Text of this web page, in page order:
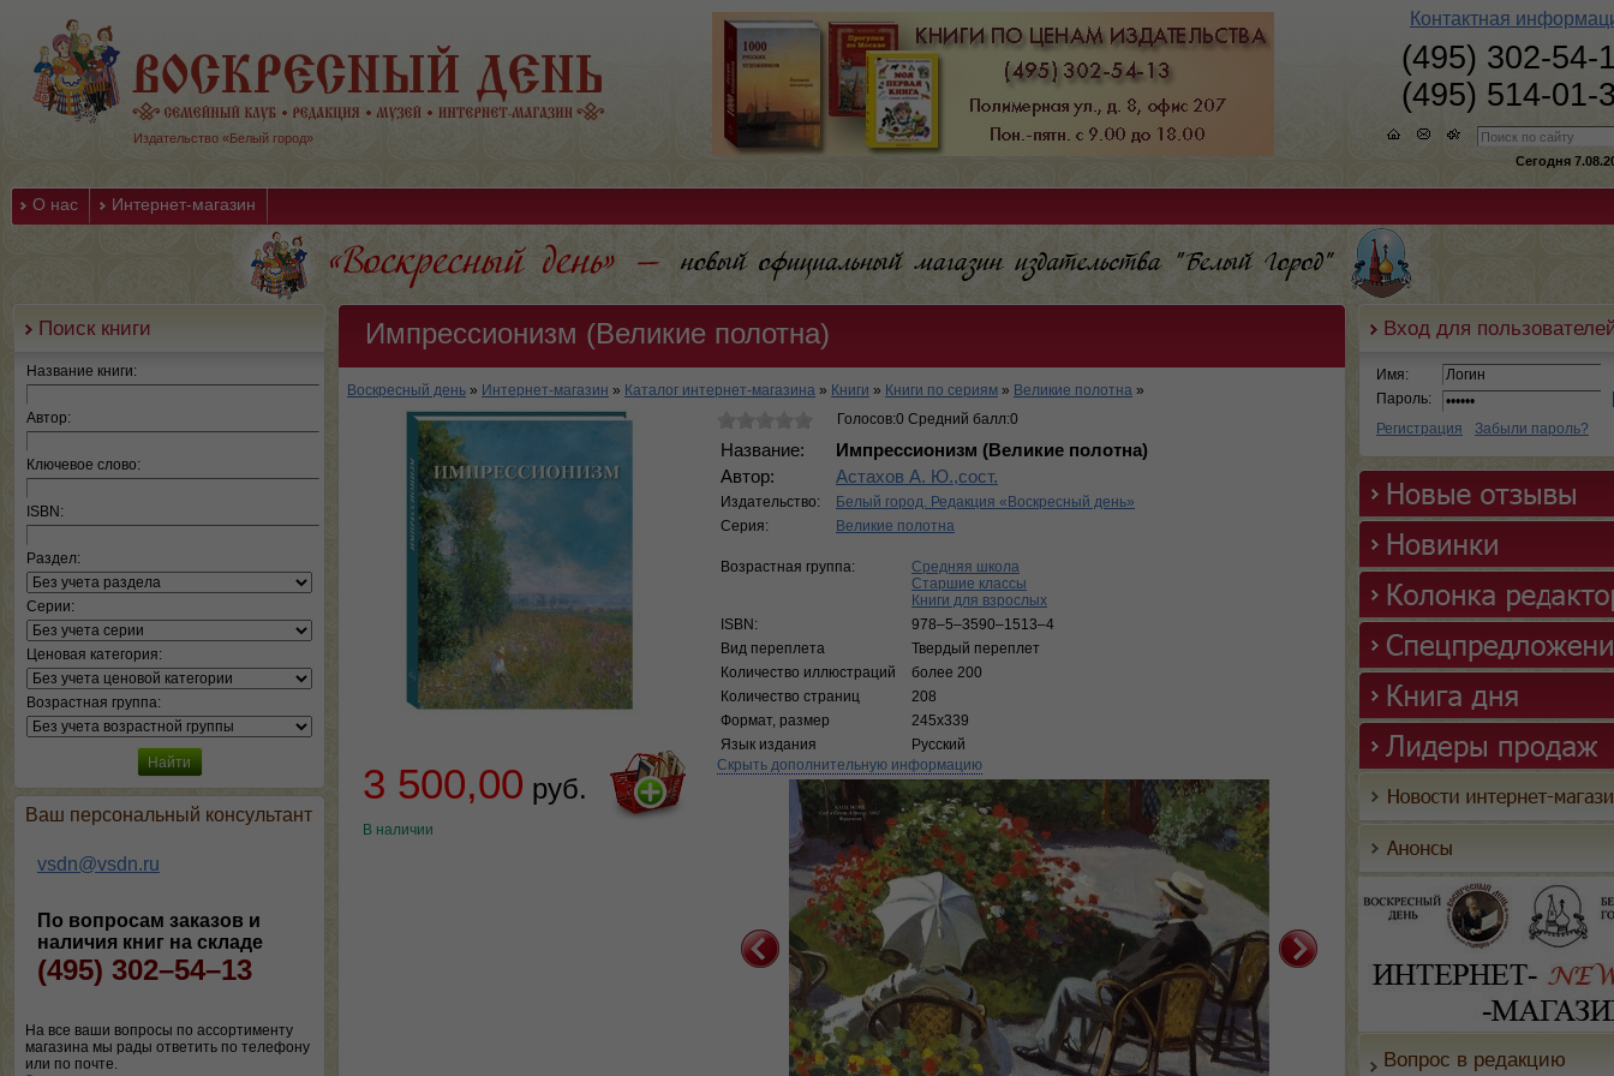
Издательство «Белый город»
Контактная
(495) 302-54-
(495) 514-01-
Сегодня
О нас Интернет-магазин
Поиск книги
Название книги:
Автор:
Ключевое слово:
ISBN:
Раздел:
Серии:
Ценовая категория:
Возрастная группа:
Ваш персональный консультант
vsdn@vsdn.ru
По вопросам заказов и
наличия книг на складе
(495) 302–54–13
На все ваши вопросы по ассортименту
магазина мы рады ответить по телефону
или по почте.
Импрессионизм (Великие полотна)
Воскресный день » Интернет-магазин » Каталог интернет-магазина » Книги » Книги по сериям » Великие полотна »
3 500,00 руб.
В наличии
Голосов:0 Средний балл:0
Название:
Импрессионизм (Великие полотна)
Автор:
Астахов А. Ю.,сост.
Издательство:
Белый город. Редакция «Воскресный день»
Серия:
Великие полотна
Возрастная группа:
Средняя школа
Старшие классы
Книги для взрослых
ISBN:
978–5–3590–1513–4
Вид переплета
Твердый переплет
Количество иллюстраций
более 200
Количество страниц
208
Формат, размер
245х339
Язык издания
Русский
Скрыть дополнительную информацию
Вход для
Имя:
Пароль:
Регистрация
Забыли пароль?
Вопрос в редакцию